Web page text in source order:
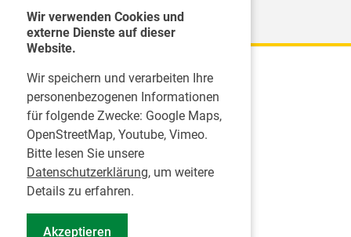
Wir verwenden Cookies und
externe Dienste auf dieser
Website.
Wir speichern und verarbeiten Ihre
personenbezogenen Informationen
für folgende Zwecke: Google Maps,
OpenStreetMap, Youtube, Vimeo.
Bitte lesen Sie unsere
Datenschutzerklärung, um weitere
Details zu erfahren.
Akzeptieren
Karriere
Inserate
Praktikum in einer Zahnarztpraxis
Jobs im Zahnärztehaus
Presse
Pressemitteilungen